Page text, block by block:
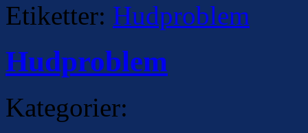
Etiketter: Hudproblem
Hudproblem
Kategorier: